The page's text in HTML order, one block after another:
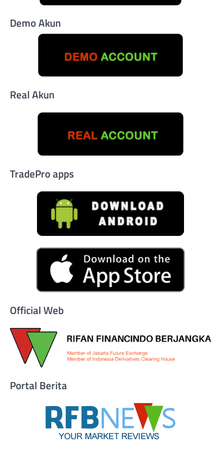
Demo Akun
Real Akun
TradePro apps
Official Web
Portal Berita